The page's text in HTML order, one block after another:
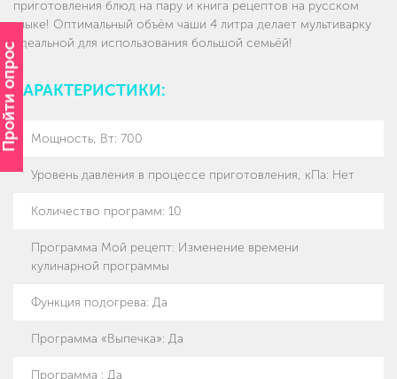
Пройти опрос
приготовления блюд на пару и книга рецептов на русском
языке! Оптимальный объём чаши 4 литра делает мультиварку
идеальной для использования большой семьёй!
ХАРАКТЕРИСТИКИ:
Мощность, Вт: 700
Уровень давления в процессе приготовления, кПа: Нет
Количество программ: 10
Программа Мой рецепт: Изменение времени
кулинарной программы
Функция подогрева: Да
Программа «Выпечка»: Да
Программа : Да